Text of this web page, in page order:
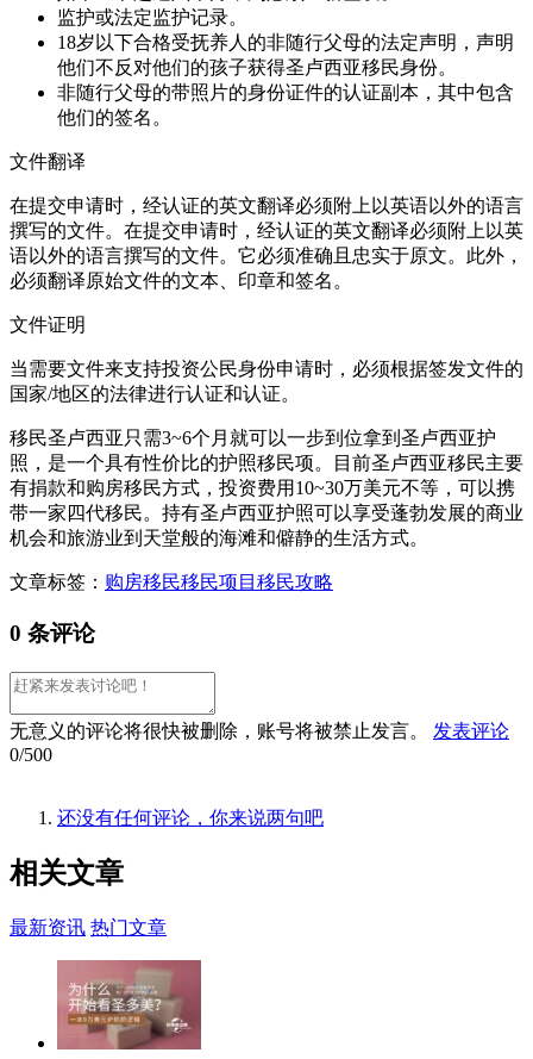
监护或法定监护记录。
18岁以下合格受抚养人的非随行父母的法定声明，声明
他们不反对他们的孩子获得圣卢西亚移民身份。
非随行父母的带照片的身份证件的认证副本，其中包含
他们的签名。
文件翻译
在提交申请时，经认证的英文翻译必须附上以英语以外的语言
撰写的文件。在提交申请时，经认证的英文翻译必须附上以英
语以外的语言撰写的文件。它必须准确且忠实于原文。此外，
必须翻译原始文件的文本、印章和签名。
文件证明
当需要文件来支持投资公民身份申请时，必须根据签发文件的
国家/地区的法律进行认证和认证。
移民圣卢西亚只需3~6个月就可以一步到位拿到圣卢西亚护
照，是一个具有性价比的护照移民项。目前圣卢西亚移民主要
有捐款和购房移民方式，投资费用10~30万美元不等，可以携
带一家四代移民。持有圣卢西亚护照可以享受蓬勃发展的商业
机会和旅游业到天堂般的海滩和僻静的生活方式。
文章标签： 购房移民移民项目 移民攻略
0 条评论
无意义的评论将很快被删除，账号将被禁止发言。
发表评论
0/500
还没有任何评论，你来说两句吧
相关文章
最新资讯 热门文章